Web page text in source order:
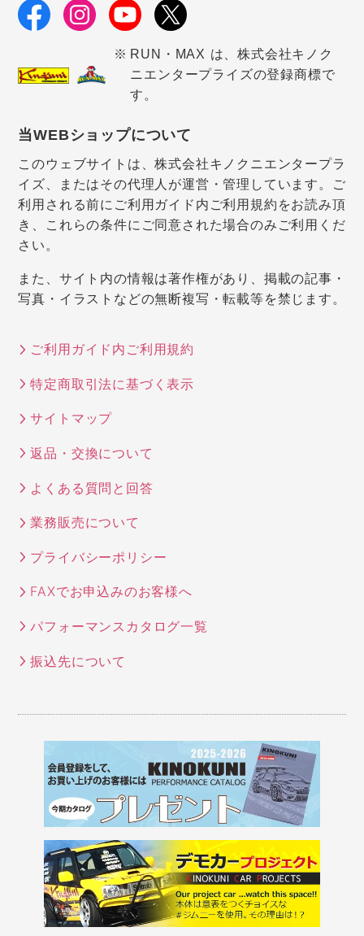
RUN・MAX は、株式会社キノク
ニエンタープライズの登録商標で
す。
当WEBショップについて
このウェブサイトは、株式会社キノクニエンタープラ
イズ、またはその代理人が運営・管理しています。ご
利用される前にご利用ガイド内ご利用規約をお読み頂
き、これらの条件にご同意された場合のみご利用くだ
さい。
また、サイト内の情報は著作権があり、掲載の記事・
写真・イラストなどの無断複写・転載等を禁じます。
ご利用ガイド内ご利用規約
特定商取引法に基づく表示
サイトマップ
返品・交換について
よくある質問と回答
業務販売について
プライバシーポリシー
FAXでお申込みのお客様へ
パフォーマンスカタログ一覧
振込先について